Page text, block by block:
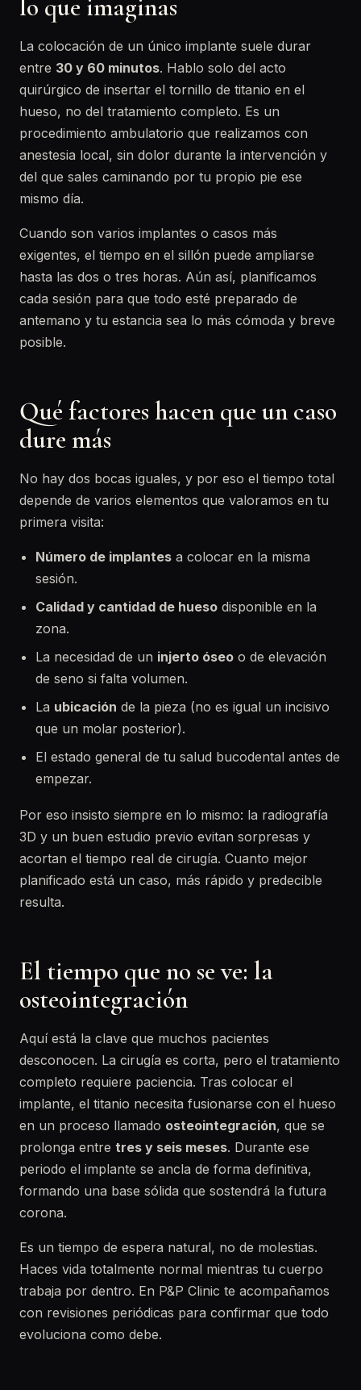
lo que imaginas
La colocación de un único implante suele durar
entre 30 y 60 minutos. Hablo solo del acto
quirúrgico de insertar el tornillo de titanio en el
hueso, no del tratamiento completo. Es un
procedimiento ambulatorio que realizamos con
anestesia local, sin dolor durante la intervención y
del que sales caminando por tu propio pie ese
mismo día.
Cuando son varios implantes o casos más
exigentes, el tiempo en el sillón puede ampliarse
hasta las dos o tres horas. Aún así, planificamos
cada sesión para que todo esté preparado de
antemano y tu estancia sea lo más cómoda y breve
posible.
Qué factores hacen que un caso
dure más
No hay dos bocas iguales, y por eso el tiempo total
depende de varios elementos que valoramos en tu
primera visita:
Número de implantes a colocar en la misma
sesión.
Calidad y cantidad de hueso disponible en la
zona.
La necesidad de un injerto óseo o de elevación
de seno si falta volumen.
La ubicación de la pieza (no es igual un incisivo
que un molar posterior).
El estado general de tu salud bucodental antes de
empezar.
Por eso insisto siempre en lo mismo: la radiografía
3D y un buen estudio previo evitan sorpresas y
acortan el tiempo real de cirugía. Cuanto mejor
planificado está un caso, más rápido y predecible
resulta.
El tiempo que no se ve: la
osteointegración
Aquí está la clave que muchos pacientes
desconocen. La cirugía es corta, pero el tratamiento
completo requiere paciencia. Tras colocar el
implante, el titanio necesita fusionarse con el hueso
en un proceso llamado osteointegración, que se
prolonga entre tres y seis meses. Durante ese
periodo el implante se ancla de forma definitiva,
formando una base sólida que sostendrá la futura
corona.
Es un tiempo de espera natural, no de molestias.
Haces vida totalmente normal mientras tu cuerpo
trabaja por dentro. En P&P Clinic te acompañamos
con revisiones periódicas para confirmar que todo
evoluciona como debe.